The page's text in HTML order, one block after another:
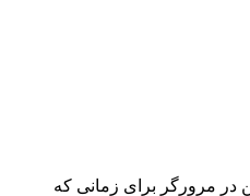
در مرورگر برای زمانی که